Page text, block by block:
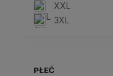
XXL
3XL
PŁEĆ